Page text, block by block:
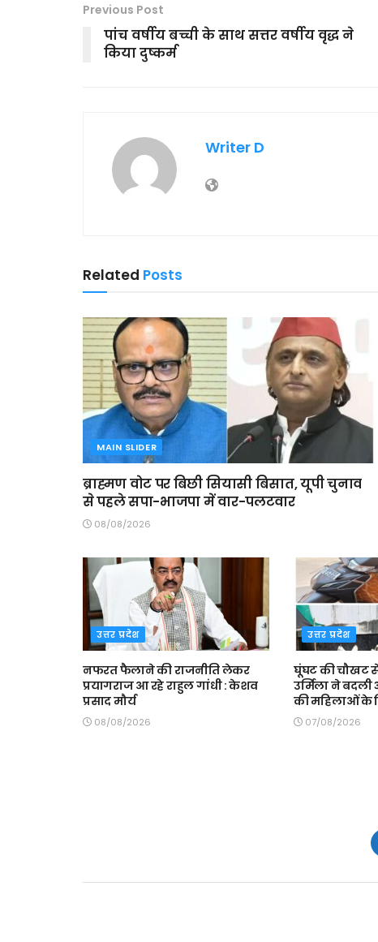
Previous Post
पांच वर्षीय बच्ची के साथ सत्तर वर्षीय वृद्ध ने
किया दुष्कर्म
Writer D
Related Posts
MAIN SLIDER
ब्राह्मण वोट पर बिछी सियासी बिसात, यूपी चुनाव
से पहले सपा-भाजपा में वार-पलटवार
08/08/2026
उत्तर प्रदेश
नफरत फैलाने की राजनीति लेकर
प्रयागराज आ रहे राहुल गांधी : केशव
प्रसाद मौर्य
08/08/2026
उत्तर प्रदेश
घूंघट की चौखट
उर्मिला ने
की महिलाओं के
07/08/2026